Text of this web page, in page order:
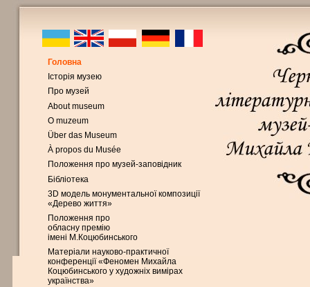
Головна
Історія музею
Про музей
About museum
O muzeum
Über das Museum
À propos du Musée
Положення про музей-заповідник
Бібліотека
3D модель монументальної композиції
«Дерево життя»
Положення про
обласну премію
імені М.Коцюбинського
Матеріали науково-практичної
конференції «Феномен Михайла
Коцюбинського у художніх вимірах
українства»